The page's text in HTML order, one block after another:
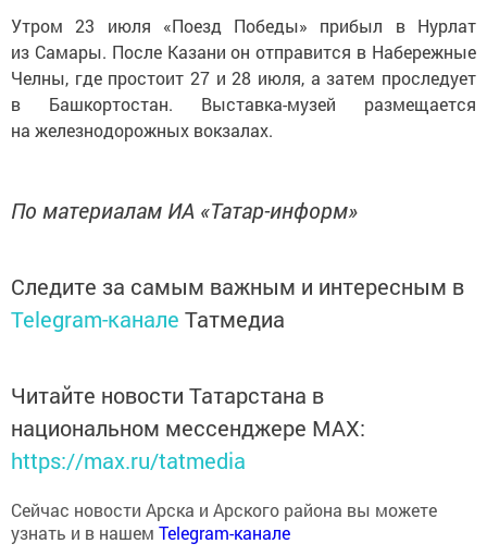
Утром 23 июля «Поезд Победы» прибыл в Нурлат
из Самары. После Казани он отправится в Набережные
Челны, где простоит 27 и 28 июля, а затем проследует
в Башкортостан. Выставка-музей размещается
на железнодорожных вокзалах.
По материалам ИА «Татар-информ»
Следите за самым важным и интересным в
Telegram-канале Татмедиа
Читайте новости Татарстана в
национальном мессенджере MАХ:
https://max.ru/tatmedia
Сейчас новости Арска и Арского района вы можете
узнать и в нашем Telegram-канале